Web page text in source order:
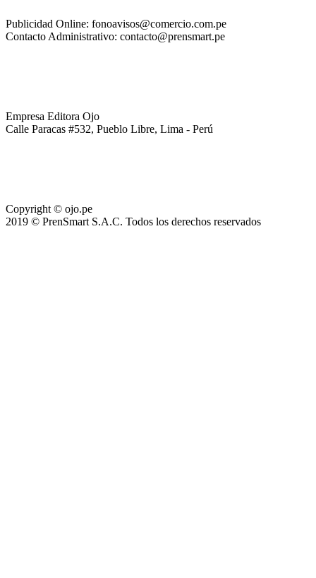
Publicidad Online: fonoavisos@comercio.com.pe
Contacto Administrativo: contacto@prensmart.pe
Empresa Editora Ojo
Calle Paracas #532, Pueblo Libre, Lima - Perú
Copyright © ojo.pe
2019 © PrenSmart S.A.C. Todos los derechos reservados